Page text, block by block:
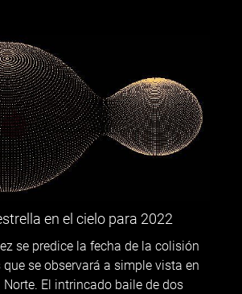
en el cielo para 2022
se predice la fecha de la colisión
se observará a simple vista en
Norte. El intrincado baile de dos